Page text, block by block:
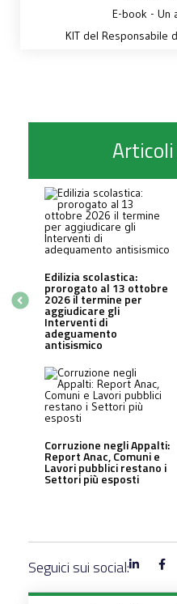
E-book - Un
KIT del Responsabile
Edilizia scolastica:
prorogato al 13 ottobre
2026 il termine per
aggiudicare gli
Interventi di
adeguamento
antisismico
Corruzione negli Appalti:
Report Anac, Comuni e
Lavori pubblici restano i
Settori più esposti
Seguici sui social: